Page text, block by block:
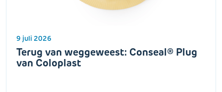
9 juli 2026
Terug van weggeweest: Conseal® Plug
van Coloplast